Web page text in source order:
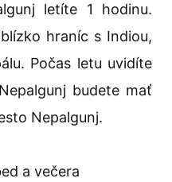
letíte 1 hodinu.
hraníc s Indiou,
Počas letu uvidíte
budete mať
Nepalgunj.
a večera